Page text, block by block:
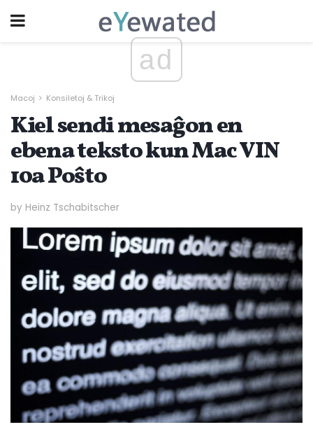
ad
Macoj Konsiletoj & Trikoj
Kiel sendi mesaĝon en
ebena teksto kun Mac VIN
10a Poŝto
by Heinz Tschabitscher